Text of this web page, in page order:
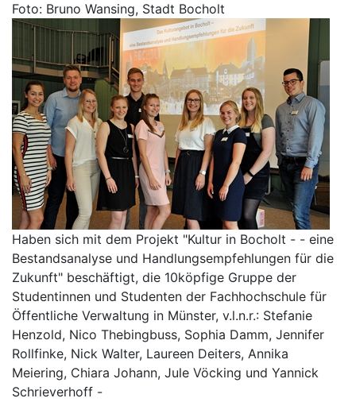
Foto: Bruno Wansing, Stadt Bocholt
Haben sich mit dem Projekt "Kultur in Bocholt - - eine
Bestandsanalyse und Handlungsempfehlungen für die
Zukunft" beschäftigt, die 10köpfige Gruppe der
Studentinnen und Studenten der Fachhochschule für
Öffentliche Verwaltung in Münster, v.l.n.r.: Stefanie
Henzold, Nico Thebingbuss, Sophia Damm, Jennifer
Rollfinke, Nick Walter, Laureen Deiters, Annika
Meiering, Chiara Johann, Jule Vöcking und Yannick
Schrieverhoff -